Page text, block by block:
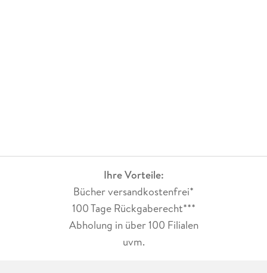
Ihre Vorteile:
Bücher versandkostenfrei*
100 Tage Rückgaberecht***
Abholung in über 100 Filialen
uvm.